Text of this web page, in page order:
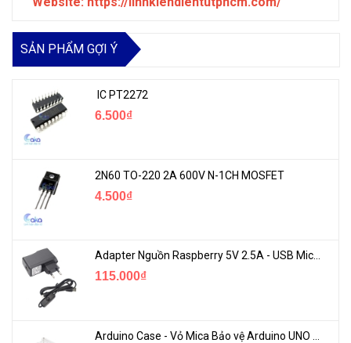
SẢN PHẨM GỢI Ý
IC PT2272
6.500₫
2N60 TO-220 2A 600V N-1CH MOSFET
4.500₫
Adapter Nguồn Raspberry 5V 2.5A - USB Micro Có Công Tắc
115.000₫